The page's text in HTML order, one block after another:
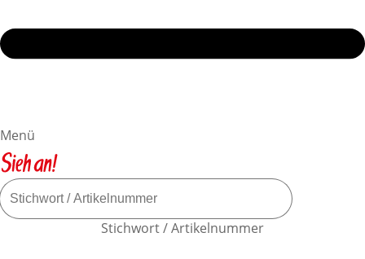
Menü
Stichwort / Artikelnummer